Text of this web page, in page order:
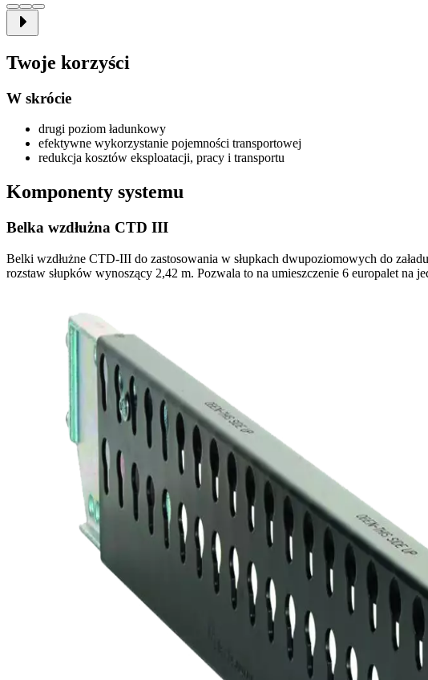
Twoje korzyści
W skrócie
drugi poziom ładunkowy
efektywne wykorzystanie pojemności transportowej
redukcja kosztów eksploatacji, pracy i transportu
Komponenty systemu
Belka wzdłużna CTD III
Belki wzdłużne CTD-III do zastosowania w słupkach dwupoziomowych do
rozstaw słupków wynoszący 2,42 m. Pozwala to na umieszczenie 6 europalet